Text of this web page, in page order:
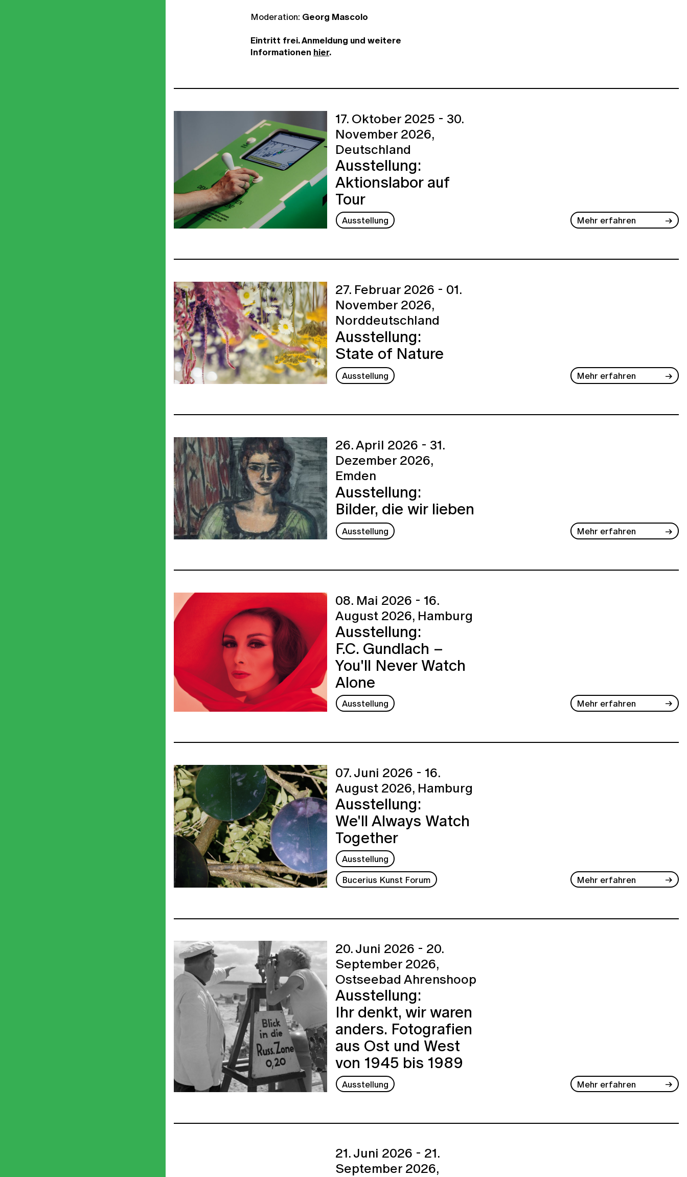
Moderation: Georg Mascolo
Eintritt frei. Anmeldung und weitere
Informationen hier.
17. Oktober 2025 - 30.
November 2026,
Deutschland
Ausstellung:
Aktionslabor auf
Tour
Ausstellung Mehr erfahren
27. Februar 2026 - 01.
November 2026,
Norddeutschland
Ausstellung:
State of Nature
Ausstellung Mehr erfahren
26. April 2026 - 31.
Dezember 2026,
Emden
Ausstellung:
Bilder, die wir lieben
Ausstellung Mehr erfahren
08. Mai 2026 - 16.
August 2026, Hamburg
Ausstellung:
F.C. Gundlach –
You'll Never Watch
Alone
Ausstellung Mehr erfahren
07. Juni 2026 - 16.
August 2026, Hamburg
Ausstellung:
We'll Always Watch
Together
Ausstellung
Bucerius Kunst Forum
Mehr erfahren
20. Juni 2026 - 20.
September 2026,
Ostseebad Ahrenshoop
Ausstellung:
Ihr denkt, wir waren
anders. Fotografien
aus Ost und West
von 1945 bis 1989
Ausstellung Mehr erfahren
21. Juni 2026 - 21.
September 2026,